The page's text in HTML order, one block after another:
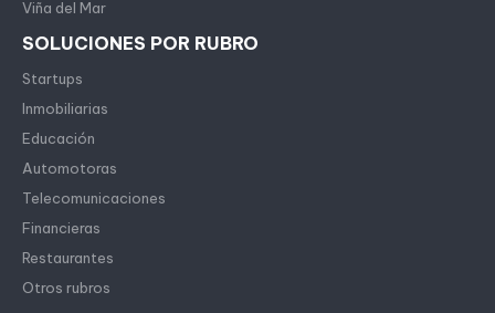
Viña del Mar
SOLUCIONES POR RUBRO
Startups
Inmobiliarias
Educación
Automotoras
Telecomunicaciones
Financieras
Restaurantes
Otros rubros